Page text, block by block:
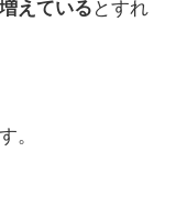
えている とすれ
。